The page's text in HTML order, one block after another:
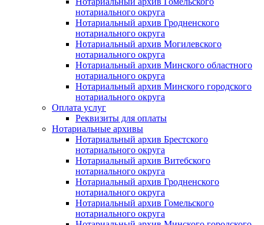
нотариального округа
Нотариальный архив Гродненского
нотариального округа
Нотариальный архив Могилевского
нотариального округа
Нотариальный архив Минского областного
нотариального округа
Нотариальный архив Минского городского
нотариального округа
Оплата услуг
Реквизиты для оплаты
Нотариальные архивы
Нотариальный архив Брестского
нотариального округа
Нотариальный архив Витебского
нотариального округа
Нотариальный архив Гродненского
нотариального округа
Нотариальный архив Гомельского
нотариального округа